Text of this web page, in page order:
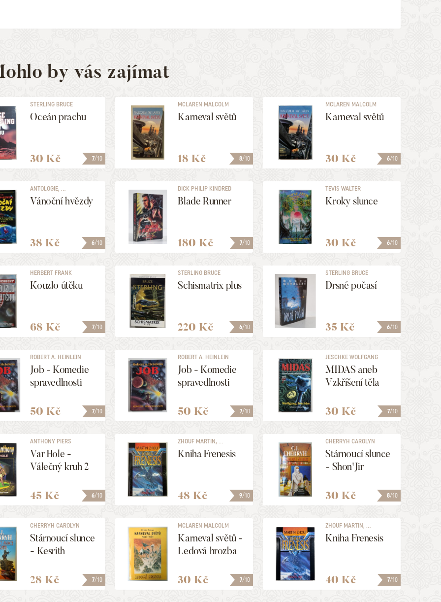
by vás zajímat
7/10
STERLING BRUCE
Oceán prachu
30 Kč 8/10
MCLAREN MALCOLM
Karneval světů
18 Kč 6/10
MCLAREN MALCOLM
Karneval světů
30 Kč
6/10
ANTOLOGIE, ...
Vánoční hvězdy
38 Kč 7/10
DICK PHILIP KINDRED
Blade Runner
180 Kč 6/10
TEVIS WALTER
Kroky slunce
30 Kč
7/10
HERBERT FRANK
Kouzlo útěku
68 Kč 6/10
STERLING BRUCE
Schismatrix plus
220 Kč 6/10
STERLING BRUCE
Drsné počasí
35 Kč
7/10
ROBERT A. HEINLEIN
[=HEINLEIN ROBERT
ANSON]
Job - Komedie
spravedlnosti
50 Kč 7/10
ROBERT A. HEINLEIN
[=HEINLEIN ROBERT
ANSON]
Job - Komedie
spravedlnosti
50 Kč 7/10
JESCHKE WOLFGANG
MIDAS aneb
Vzkříšení těla
30 Kč
6/10
ANTHONY PIERS
Var Hole -
Válečný kruh 2
45 Kč 9/10
ZHOUF MARTIN, ...
Kniha Frenesis
48 Kč 8/10
CHERRYH CAROLYN
JANICE
Stárnoucí slunce
- Shon'Jir
30 Kč
7/10
CHERRYH CAROLYN
JANICE
Stárnoucí slunce
- Kesrith
28 Kč 7/10
MCLAREN MALCOLM
Karneval světů -
Ledová hrozba
30 Kč 7/10
ZHOUF MARTIN, ...
Kniha Frenesis
40 Kč